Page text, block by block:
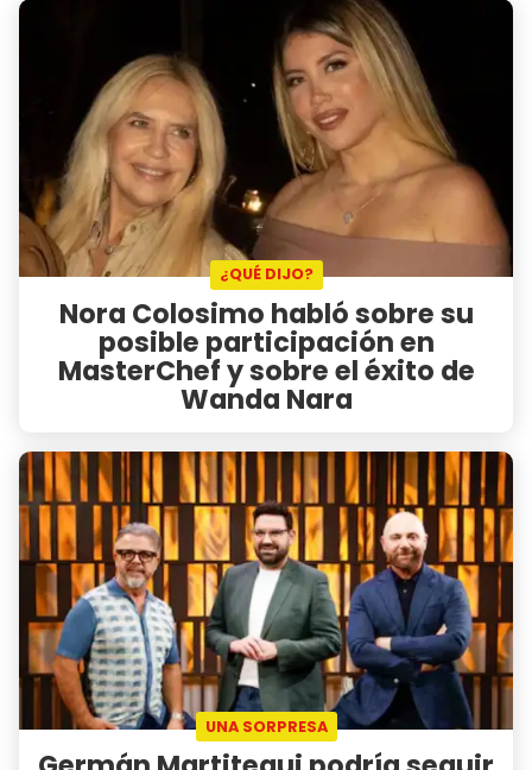
¿QUÉ DIJO?
Nora Colosimo habló sobre su
posible participación en
MasterChef y sobre el éxito de
Wanda Nara
UNA SORPRESA